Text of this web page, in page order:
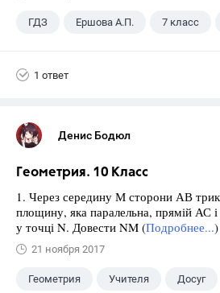
ГДЗ Ершова А.П. 7 класс
1 ответ
Денис Бодюл
Геометрия. 10 Класс
1. Через середину М сторони АВ
площину, яка паралельна, прямій АС
у точці N. Довести NM (Подробнее...)
21 ноября 2017
Геометрия Учителя Досуг